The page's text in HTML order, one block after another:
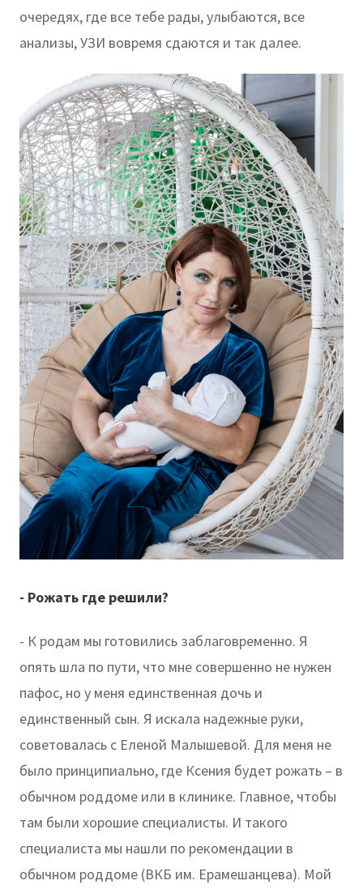
очередях, где все тебе рады, улыбаются, все
анализы, УЗИ вовремя сдаются и так далее.
- Рожать где решили?
- К родам мы готовились заблаговременно. Я
опять шла по пути, что мне совершенно не нужен
пафос, но у меня единственная дочь и
единственный сын. Я искала надежные руки,
советовалась с Еленой Малышевой. Для меня не
было принципиально, где Ксения будет рожать – в
обычном роддоме или в клинике. Главное, чтобы
там были хорошие специалисты. И такого
специалиста мы нашли по рекомендации в
обычном роддоме (ВКБ им. Ерамешанцева). Мой